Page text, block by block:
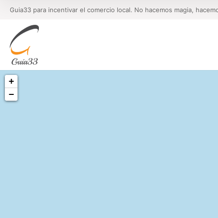
Guia33 para incentivar el comercio local. No hacemos magia,
+
−